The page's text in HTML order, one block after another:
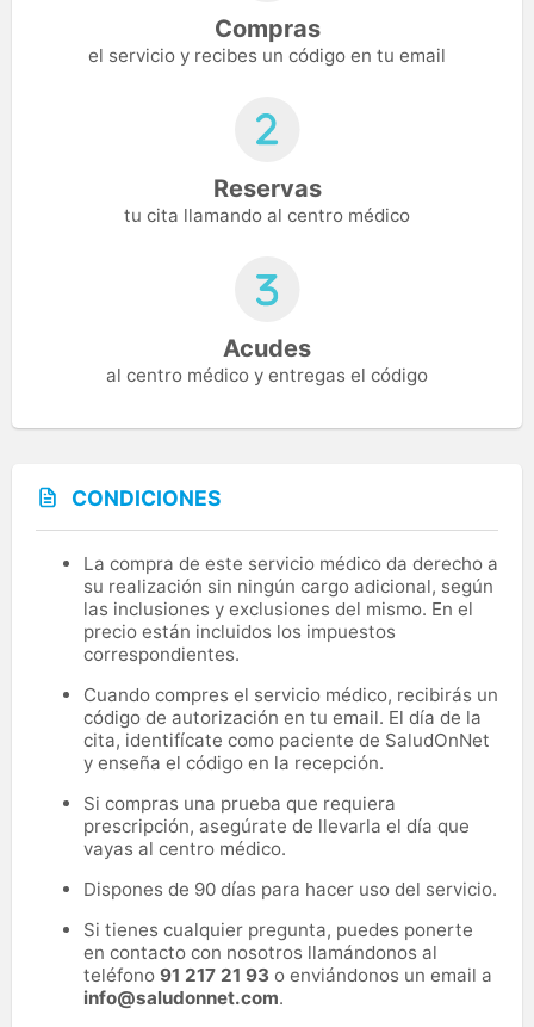
Compras
el servicio y recibes un código en tu email
Reservas
tu cita llamando al centro médico
Acudes
al centro médico y entregas el código
CONDICIONES
La compra de este servicio médico da derecho a
su realización sin ningún cargo adicional, según
las inclusiones y exclusiones del mismo. En el
precio están incluidos los impuestos
correspondientes.
Cuando compres el servicio médico, recibirás un
código de autorización en tu email. El día de la
cita, identifícate como paciente de SaludOnNet
y enseña el código en la recepción.
Si compras una prueba que requiera
prescripción, asegúrate de llevarla el día que
vayas al centro médico.
Dispones de 90 días para hacer uso del servicio.
Si tienes cualquier pregunta, puedes ponerte
en contacto con nosotros llamándonos al
teléfono 91 217 21 93 o enviándonos un email a
info@saludonnet.com.